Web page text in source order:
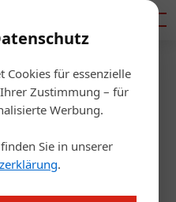
Cookies für essenzielle
Zustimmung – für
Werbung.
Sie in unserer
.
& Hotel
Darf man